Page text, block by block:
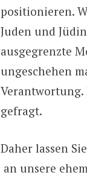
positionieren.
Juden und
ausgegrenzte
ungeschehen
Verantwortung.
gefragt.
Daher lassen
an unsere